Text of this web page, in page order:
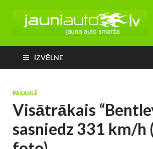
IZVĒLNE
PASAULĒ
Visātrākais
sasniedz 331 km/h